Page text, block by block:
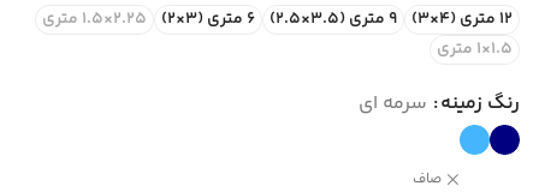
12 متری (4×3) 9 متری (3.5×2.5) 6 متری (3×2)
2.25×1.5 متری
1.5×1 متری
رنگ زمینه سرمه ای
صاف